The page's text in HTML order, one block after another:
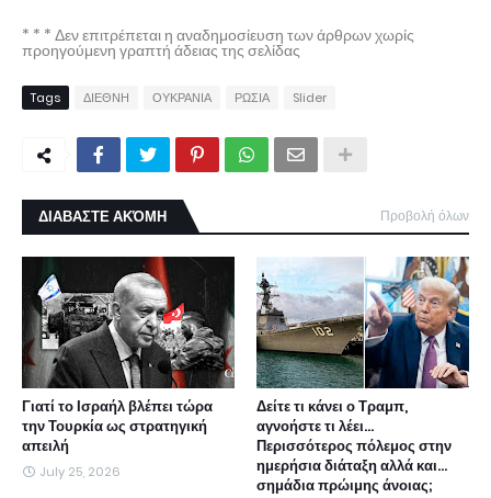
* * * Δεν επιτρέπεται η αναδημοσίευση των άρθρων χωρίς
προηγούμενη γραπτή άδειας της σελίδας
Tags ΔΙΕΘΝΗ ΟΥΚΡΑΝΙΑ ΡΩΣΙΑ Slider
ΔΙΑΒΑΣΤΕ ΑΚΌΜΗ Προβολή όλων
Γιατί το Ισραήλ βλέπει τώρα
την Τουρκία ως στρατηγική
απειλή
July 25, 2026
Δείτε τι κάνει ο Τραμπ,
αγνοήστε τι λέει...
Περισσότερος πόλεμος στην
ημερήσια διάταξη αλλά και...
σημάδια πρώιμης άνοιας;